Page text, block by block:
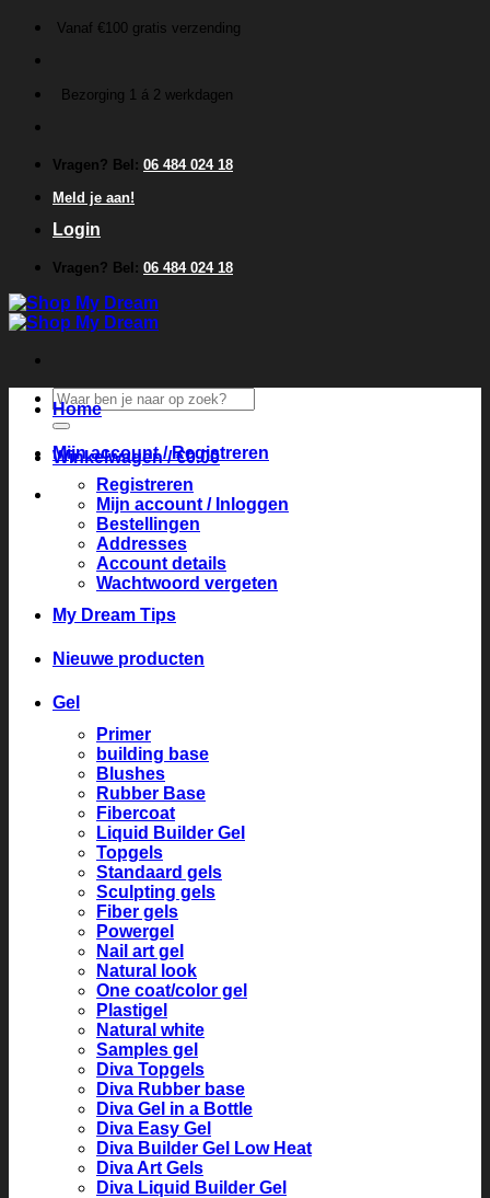
inhoud
Vanaf €100 gratis verzending
Bezorging 1 á 2 werkdagen
Vragen? Bel: 06 484 024 18
Meld je aan!
Login
Vragen? Bel: 06 484 024 18
Zoeken
naar:
Winkelwagen /€0.00
Home
Mijn account / Registreren
Registreren
Mijn account / Inloggen
Bestellingen
Addresses
Account details
Wachtwoord vergeten
My Dream Tips
Nieuwe producten
Gel
Primer
building base
Blushes
Rubber Base
Fibercoat
Liquid Builder Gel
Topgels
Standaard gels
Sculpting gels
Fiber gels
Powergel
Nail art gel
Natural look
One coat/color gel
Plastigel
Natural white
Samples gel
Diva Topgels
Diva Rubber base
Diva Gel in a Bottle
Diva Easy Gel
Diva Builder Gel Low Heat
Diva Art Gels
Diva Liquid Builder Gel